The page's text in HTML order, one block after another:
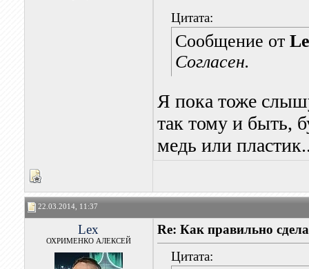
Цитата:
Сообщение от
Согласен.
Я пока тоже
так тому и быть,
медь или
22.03.2014, 11:37
Lex
ОХРИМЕНКО АЛЕКСЕЙ
Re: Как правильно
Цитата: